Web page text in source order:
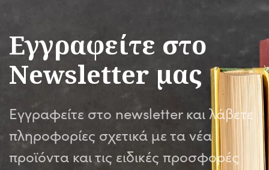
Εγγραφείτε στο
Newsletter μας
Εγγραφείτε στο newsletter και λάβετε
πληροφορίες σχετικά με τα νέα
προϊόντα και τις ειδικές προσφορές